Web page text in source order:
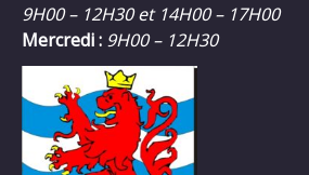
9H00 – 12H30 et 14H00 – 17H00
Mercredi : 9H00 – 12H30